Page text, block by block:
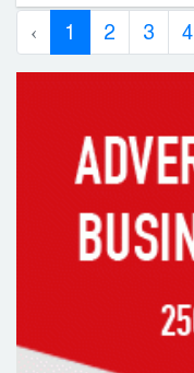
‹ 1 2 3 4